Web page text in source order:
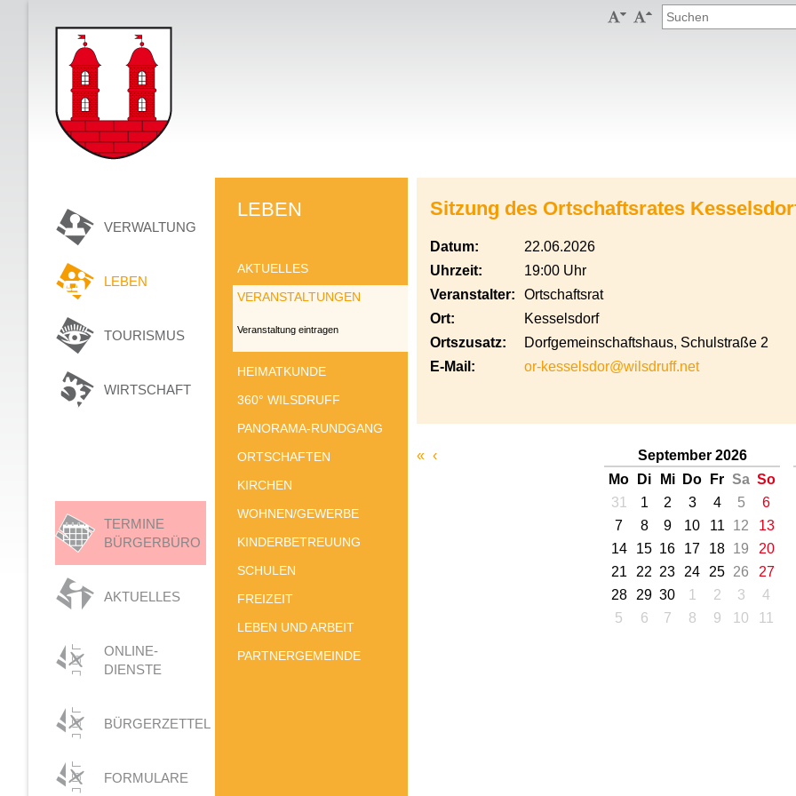
 
VERWALTUNG
LEBEN
TOURISMUS
WIRTSCHAFT
TERMINE
BÜRGERBÜRO
AKTUELLES
ONLINE-
DIENSTE
BÜRGERZETTEL
FORMULARE
LEBEN
AKTUELLES
VERANSTALTUNGEN
Veranstaltung eintragen
HEIMATKUNDE
360° WILSDRUFF
PANORAMA-RUNDGANG
ORTSCHAFTEN
KIRCHEN
WOHNEN/GEWERBE
KINDERBETREUUNG
SCHULEN
FREIZEIT
LEBEN UND ARBEIT
PARTNERGEMEINDE
Sitzung des Ortschaftsrates
Datum:
22.06.2026
Uhrzeit:
19:00 Uhr
Veranstalter:
Ortschaftsrat
Ort:
Kesselsdorf
Ortszusatz:
Dorfgemeinschaftshaus, Schulstraße 2
E-Mail:
or-kesselsdor@wilsdruff.net
« ‹
September 2026
Mo
Di Mi Do Fr Sa So
31
1 2 3 4 5
6
7
8 9 10 11 12
13
14
15 16 17 18 19
20
21
22 23 24 25 26
27
28
29 30 1 2 3
4
5
6 7 8 9 10 11